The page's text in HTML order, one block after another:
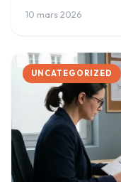
10 mars 2026
UNCATEGORIZED